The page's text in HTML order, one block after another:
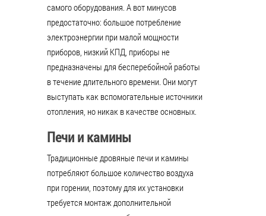
самого оборудования. А вот минусов
предостаточно: большое потребление
электроэнергии при малой мощности
приборов, низкий КПД, приборы не
предназначены для бесперебойной работы
в течение длительного времени. Они могут
выступать как вспомогательные источники
отопления, но никак в качестве основных.
Печи и камины
Традиционные дровяные печи и камины
потребляют большое количество воздуха
при горении, поэтому для их установки
требуется монтаж дополнительной